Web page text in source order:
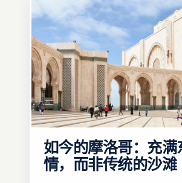
如今的摩洛哥：充满
情，而非传统的沙滩